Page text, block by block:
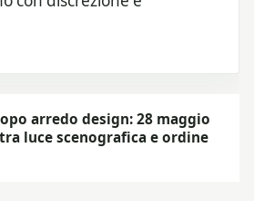
arredo design: 28 maggio
luce scenografica e ordine